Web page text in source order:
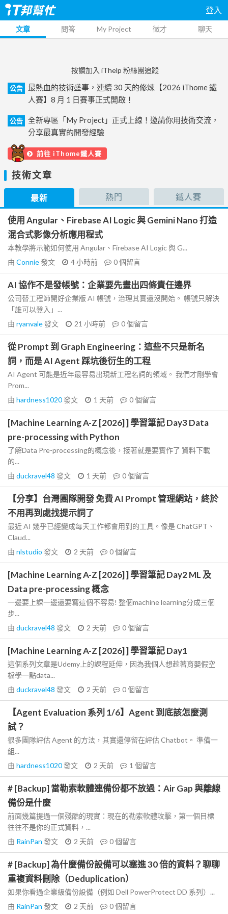
登入
文章 問答 My Project 徵才 聊天
按讚加入 iThelp 粉絲團追蹤
公告
最熱血的技術盛事，連續 30 天的修煉【2026 iThome 鐵
人賽】8 月 1 日賽事正式開啟！
公告
全新專區「My Project」正式上線！邀請你用技術交流，
分享最真實的開發經驗
前往 iThome鐵人賽
技術文章
最新 熱門 鐵人賽
使用 Angular、Firebase AI Logic 與 Gemini Nano 打造
混合式影像分析應用程式
本教學將示範如何使用 Angular、Firebase AI Logic 與 G...
由 Connie發文 4 小時前 0個留言
AI 協作不是發帳號：企業要先畫出四條責任邊界
公司替工程師開好企業版 AI 帳號，治理其實還沒開始。 帳號只解決
「誰可以登入」...
由 ryanvale發文 21 小時前 0個留言
從 Prompt 到 Graph Engineering：這些不只是新名
詞，而是 AI Agent 踩坑後衍生的工程
AI Agent 可能是近年最容易出現新工程名詞的領域。 我們才剛學會
Prom...
由 hardness1020發文 1 天前 0個留言
[Machine Learning A-Z [2026] ] 學習筆記 Day3 Data
pre-processing with Python
了解Data Pre-processing的概念後，接著就是要實作了 資料下載
的...
由 duckravel48 發文 1 天前 0個留言
【分享】台灣團隊開發 免費 AI Prompt 管理網站，終於
不用再到處找提示詞了
最近 AI 幾乎已經變成每天工作都會用到的工具。像是 ChatGPT、
Claud...
由 nlstudio 發文 2 天前 0個留言
[Machine Learning A-Z [2026] ] 學習筆記 Day2 ML 及
Data pre-processing 概念
一邊要上課一邊還要寫這個不容易! 整個machine learning分成三個
步...
由 duckravel48 發文 2 天前 0個留言
[Machine Learning A-Z [2026] ] 學習筆記 Day1
這個系列文章是Udemy上的課程延伸，因為我個人想趁著育嬰假空
檔學一點data...
由 duckravel48 發文 2 天前 0個留言
【Agent Evaluation 系列 1/6】Agent 到底該怎麼測
試？
很多團隊評估 Agent 的方法，其實還停留在評估 Chatbot。 準備一
組...
由 hardness1020發文 2 天前 1 個留言
# [Backup] 當勒索軟體連備份都不放過：Air Gap 與離線
備份是什麼
前面幾篇提過一個殘酷的現實：現在的勒索軟體攻擊，第一個目標
往往不是你的正式資料，...
由 RainPan 發文 2 天前 0個留言
# [Backup] 為什麼備份設備可以塞進 30 倍的資料？聊聊
重複資料刪除（Deduplication）
如果你看過企業級備份設備（例如 Dell PowerProtect DD 系列）...
由 RainPan 發文 2 天前 0個留言